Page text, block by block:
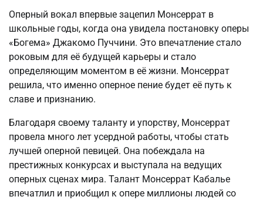
Оперный вокал впервые зацепил Монсеррат в
школьные годы, когда она увидела постановку оперы
«Богема» Джакомо Пуччини. Это впечатление стало
роковым для её будущей карьеры и стало
определяющим моментом в её жизни. Монсеррат
решила, что именно оперное пение будет её путь к
славе и признанию.
Благодаря своему таланту и упорству, Монсеррат
провела много лет усердной работы, чтобы стать
лучшей оперной певицей. Она побеждала на
престижных конкурсах и выступала на ведущих
оперных сценах мира. Талант Монсеррат Кабалье
впечатлил и приобщил к опере миллионы людей со